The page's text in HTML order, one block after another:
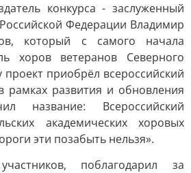
конкурса - заслуженный
Федерации Владимир
который с самого начала
хоров ветеранов Северного
проект приобрёл всероссийский
рамках развития и обновления
название: Всероссийский
академических хоровых
эти позабыть нельзя».
поблагодарил за